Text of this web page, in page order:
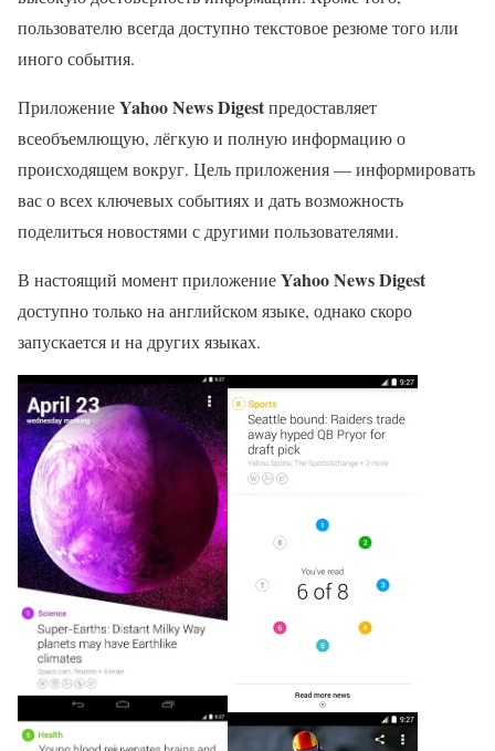
пользователю всегда доступно текстовое резюме того или
иного события.
ПриложениеYahoo News Digestпредоставляет
всеобъемлющую, лёгкую и полную информацию о
происходящем вокруг. Цель приложения — информировать
вас о всех ключевых событиях и дать возможность
поделиться новостями с другими пользователями.
В настоящий момент приложениеYahoo News Digest
доступно только на английском языке, однако скоро
запускается и на других языках.